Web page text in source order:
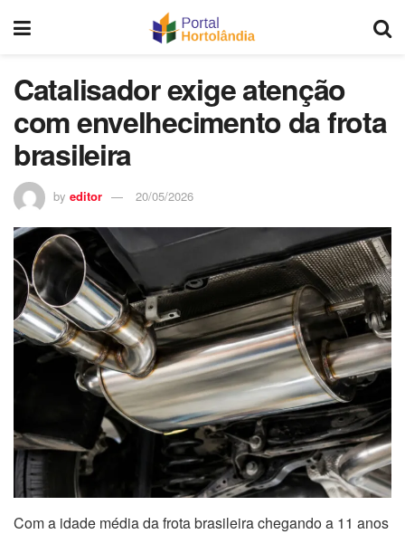
Catalisador exige atenção
com envelhecimento da frota
brasileira
by editor 20/05/2026
Com a idade média da frota brasileira chegando a 11 anos